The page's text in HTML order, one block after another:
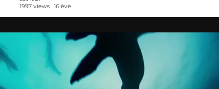
1997 views 16 éve